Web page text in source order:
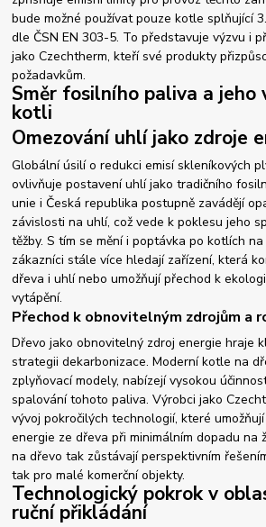
bude možné používat pouze kotle splňující
dle ČSN EN 303-5. To představuje výzvu i
jako Czechtherm, kteří své produkty
požadavkům.
Směr fosilního paliva a jeho
kotli
Omezování uhlí jako zdroje
Globální úsilí o redukci emisí skleníkových
ovlivňuje postavení uhlí jako tradičního
unie i Česká republika postupně zavádějí
závislosti na uhlí, což vede k poklesu jeho
těžby. S tím se mění i poptávka po kotlích
zákazníci stále více hledají zařízení, která
dřeva i uhlí nebo umožňují přechod k
vytápění.
Přechod k obnovitelným zdrojům a
Dřevo jako obnovitelný zdroj energie hraje
strategii dekarbonizace. Moderní kotle na
zplyňovací modely, nabízejí vysokou
spalování tohoto paliva. Výrobci jako
vývoj pokročilých technologií, které
energie ze dřeva při minimálním dopadu na
na dřevo tak zůstávají perspektivním
tak pro malé komerční objekty.
Technologický pokrok v
ruční přikládání